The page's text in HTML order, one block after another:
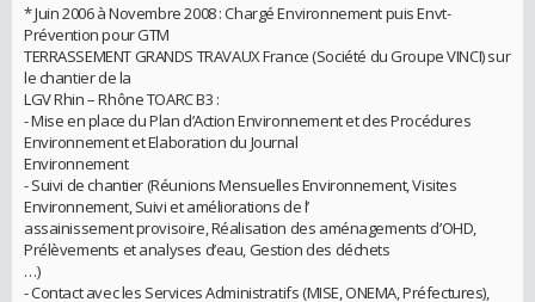
* Juin 2006 à Novembre 2008 : Chargé Environnement puis Envt-
Prévention pour GTM
TERRASSEMENT GRANDS TRAVAUX France (Société du Groupe VINCI) sur
le chantier de la
LGV Rhin – Rhône TOARC B3 :
- Mise en place du Plan d’Action Environnement et des Procédures
Environnement et Elaboration du Journal
Environnement
- Suivi de chantier (Réunions Mensuelles Environnement, Visites
Environnement, Suivi et améliorations de l’
assainissement provisoire, Réalisation des aménagements d’OHD,
Prélèvements et analyses d’eau, Gestion des déchets
…)
- Contact avec les Services Administratifs (MISE, ONEMA, Préfectures),